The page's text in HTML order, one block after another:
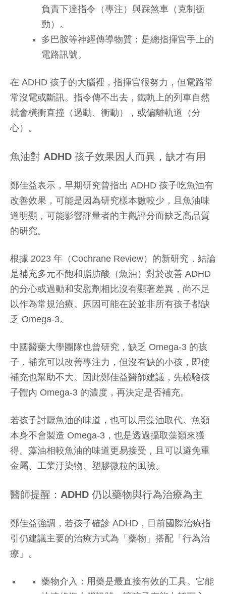
負責下達指令（專注）與踩煞車（克制衝
動）。
多巴胺等神經傳導物質：是總指揮官手上的
電路訊號。
在 ADHD 孩子的大腦裡，指揮官很努力，但電路常
常沒電或斷訊。指令傳不出去，鐵軌上的列車自然
就會橫衝直撞（過動、衝動），或偏離軌道（分
心）。
魚油對 ADHD 孩子效果因人而異，缺才有用
鄭佳益表示，早期研究曾指出 ADHD 孩子吃魚油有
改善效果，可能是因為研究樣本數較少，且魚油味
道明顯，可能影響評量者的主觀評分而缺乏高品質
的研究。
根據 2023 年（Cochrane Review）的新研究，結論
是補充多元不飽和脂肪酸（魚油）對於改善 ADHD
的分心或過動和安慰劑相比沒有顯著差異，尚不足
以作為常規治療。原因可能在於並非所有孩子都缺
乏 Omega-3。
中國醫藥大學團隊也曾研究，缺乏 Omega-3 的孩
子，補充可以改善專注力，但沒有缺的小孩，即使
補充也幫助不大。因此鄭佳益醫師建議，先檢驗孩
子體內 Omega-3 的濃度，再決定是否補充。
若孩子討厭魚油的味道，也可以用藻油取代。魚類
本身不會製造 Omega-3，也是透過攝取藻類來獲
得。藻油相較魚油的味道更易接受，且可以避免重
金屬、工業汙染物、塑膠微粒的風險。
醫師提醒：ADHD 仍以藥物與行為治療為主
鄭佳益強調，若孩子確診 ADHD，目前國際治療指
引仍建議主要的治療方式為「藥物」搭配「行為治
療」。
藥物介入：用藥是最直接有效的工具。它能